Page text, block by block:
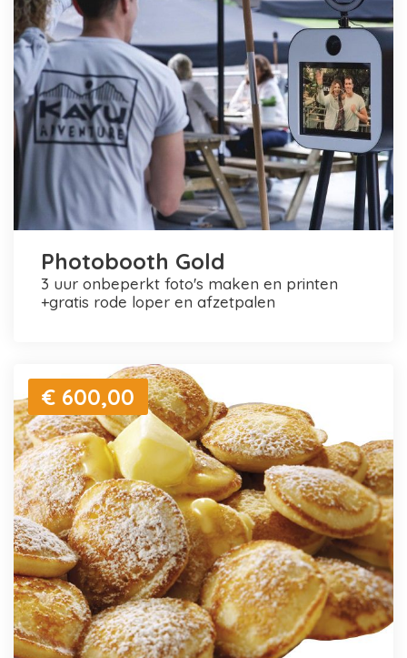
Photobooth Gold
3 uur onbeperkt foto's maken en printen
+gratis rode loper en afzetpalen
€ 600,00